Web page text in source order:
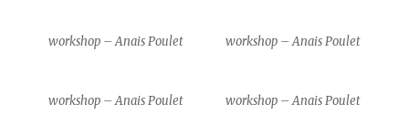
workshop – Anais Poulet workshop – Anais Poulet
workshop – Anais Poulet workshop – Anais Poulet